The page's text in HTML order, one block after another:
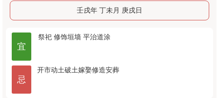
壬戌年 丁未月 庚戌日
宜
祭祀 修饰垣墙 平治道涂
忌
开市动土破土嫁娶修造安葬